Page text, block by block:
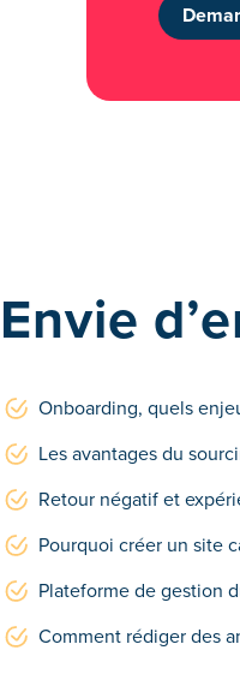
Envie
Onboarding, quels
Les avantages du
Retour négatif et
Pourquoi créer un site
Plateforme de gestion
Comment rédiger des